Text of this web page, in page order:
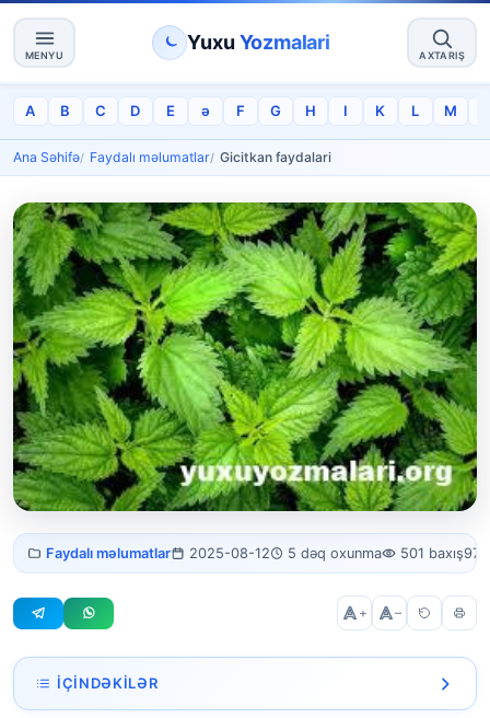
MENYU
Yuxu Yozmalari
AXTARIŞ
A B C D E ə F G H I K L M
Ana Səhifə Faydalı məlumatlar Gicitkan faydalari
Gicitkan
faydalari
Faydalı məlumatlar 2025-08-12 5 dəq oxunma 501 baxış
+ –
İÇINDƏKILƏR